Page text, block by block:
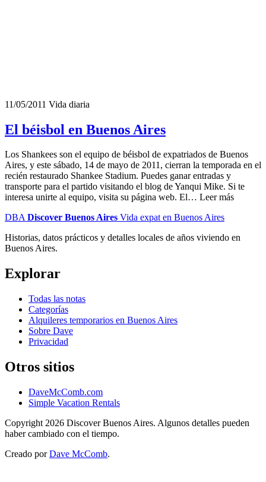
11/05/2011 Vida diaria
El béisbol en Buenos Aires
Los Shankees son el equipo de béisbol de expatriados de Buenos
Aires, y este sábado, 14 de mayo de 2011, cierran la temporada en el
recién restaurado Shankee Stadium. Puedes ganar entradas y
transporte para el partido visitando el blog de Yanqui Mike. Si te
interesa unirte al equipo, visita su página web. El… Leer más
DBA Discover Buenos Aires Vida expat en Buenos Aires
Historias, datos prácticos y detalles locales de años viviendo en
Buenos Aires.
Explorar
Todas las notas
Categorías
Alquileres temporarios en Buenos Aires
Sobre Dave
Privacidad
Otros sitios
DaveMcComb.com
Simple Vacation Rentals
Copyright 2026 Discover Buenos Aires. Algunos detalles pueden
haber cambiado con el tiempo.
Creado porDave McComb.